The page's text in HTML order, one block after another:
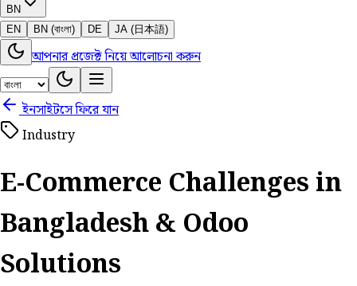
BN
EN
BN (বাংলা) DE JA (日本語)
আপনার প্রজেক্ট নিয়ে আলোচনা করুন
ইনসাইটসে ফিরে যান
Industry
E-Commerce Challenges in
Bangladesh & Odoo
Solutions